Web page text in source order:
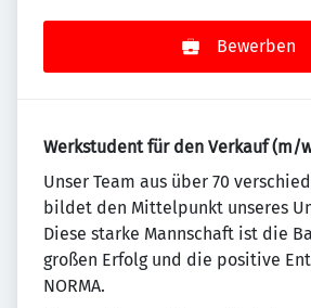
Bewerben
Werkstudent für den Verkauf (m/
Un­se­r Team aus über 70
bildet den Mit­tel­punkt un­se­res
Diese starke Mannschaft ist die
großen Erfolg und die positive
NORMA.